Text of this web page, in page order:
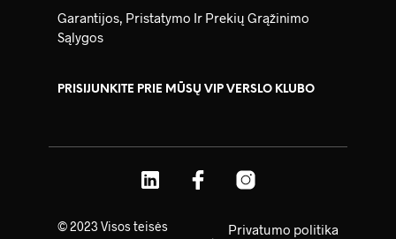
Garantijos, Pristatymo Ir Prekių Grąžinimo
Sąlygos
PRISIJUNKITE PRIE MŪSŲ VIP VERSLO KLUBO
Privatumo politika
© 2023 Visos teisės